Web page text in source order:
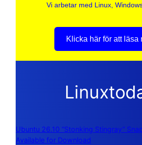
Vi arbetar med Linux,
Klicka här för att läsa
Ubuntu 26.10 “Stonking Stingray”
Available for Download